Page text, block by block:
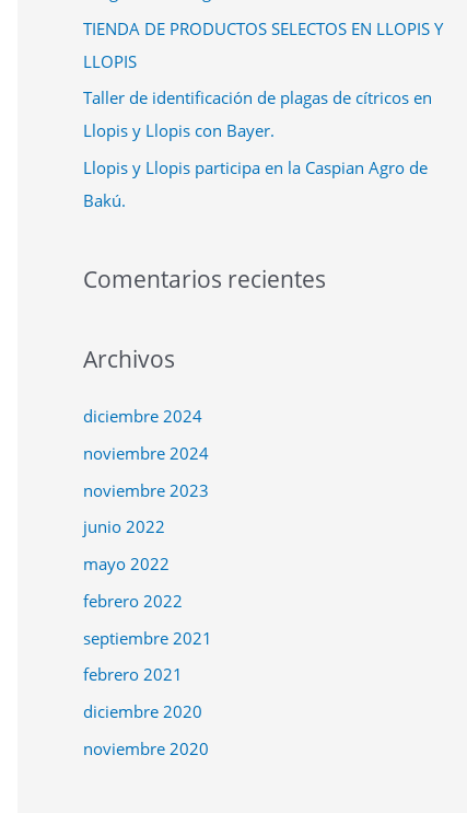
TIENDA DE PRODUCTOS SELECTOS EN LLOPIS Y
LLOPIS
Taller de identificación de plagas de cítricos en
Llopis y Llopis con Bayer.
Llopis y Llopis participa en la Caspian Agro de
Bakú.
Comentarios recientes
Archivos
diciembre 2024
noviembre 2024
noviembre 2023
junio 2022
mayo 2022
febrero 2022
septiembre 2021
febrero 2021
diciembre 2020
noviembre 2020